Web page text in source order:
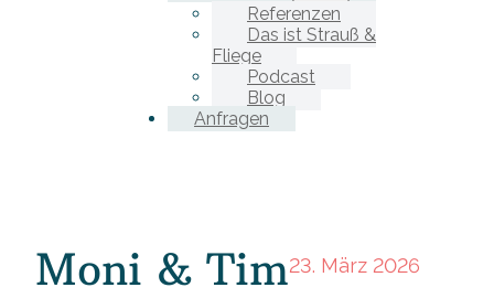
Referenzen
Das ist Strauß &
Fliege
Podcast
Blog
Anfragen
Moni & Tim23. März 2026